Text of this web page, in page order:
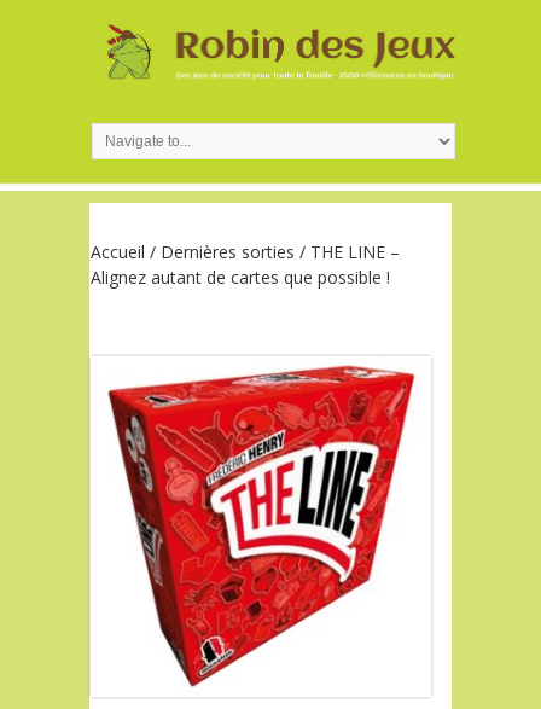
Accueil / Dernières sorties / THE LINE –
Alignez autant de cartes que possible !